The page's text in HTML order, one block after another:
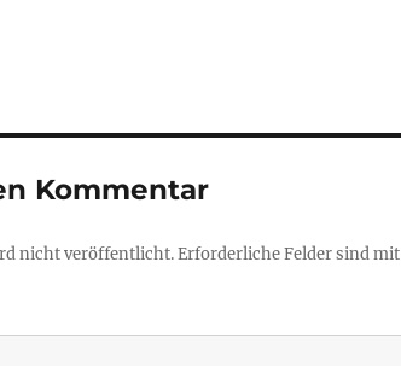
Kommentar
nicht veröffentlicht.Erforderliche Felder sind mit